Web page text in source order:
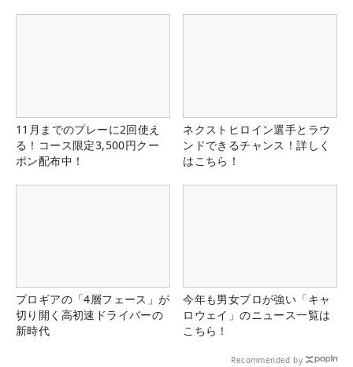
11月までのプレーに2回使え
る！コース限定3,500円クー
ポン配布中！
ネクストヒロイン選手とラウ
ンドできるチャンス！詳しく
はこちら！
プロギアの「4層フェース」が
切り開く高初速ドライバーの
新時代
今年も男女プロが強い「キャ
ロウェイ」のニュース一覧は
こちら！
Recommended by